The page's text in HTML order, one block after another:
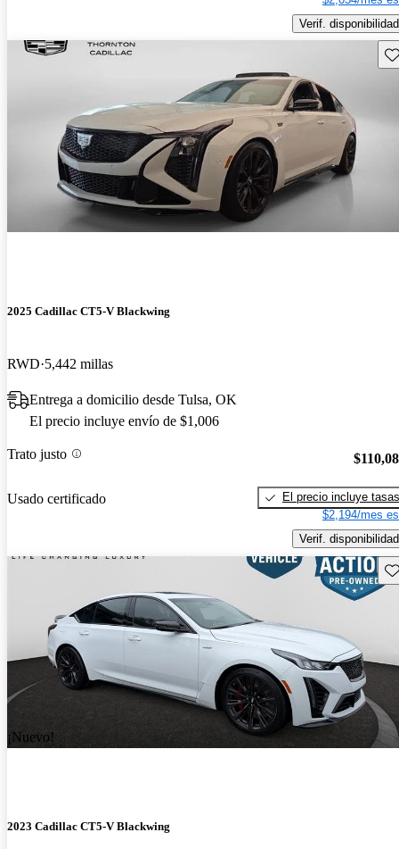
Verif. disponibilidad
2025 Cadillac CT5-V Blackwing
RWD 5,442 millas
Entrega a domicilio desde Tulsa, OK
El precio incluye envío de $1,006
Trato justo
Usado certificado
El precio incluye tasas
$2,194/mes
Verif. disponibilidad
¡Nuevo!
2023 Cadillac CT5-V Blackwing